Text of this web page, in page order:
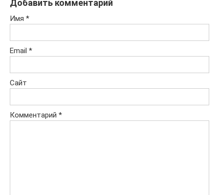
Добавить комментарий
Имя *
Email *
Сайт
Комментарий *